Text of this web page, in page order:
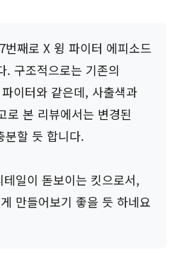
째로 X 윙 파이터 에피소드
. 구조적으로는 기존의
이터와 같은데, 사출색과
로 본 리뷰에서는 변경된
분할 듯 합니다.
일이 돋보이는 킷으로서,
만들어보기 좋을 듯 하네요